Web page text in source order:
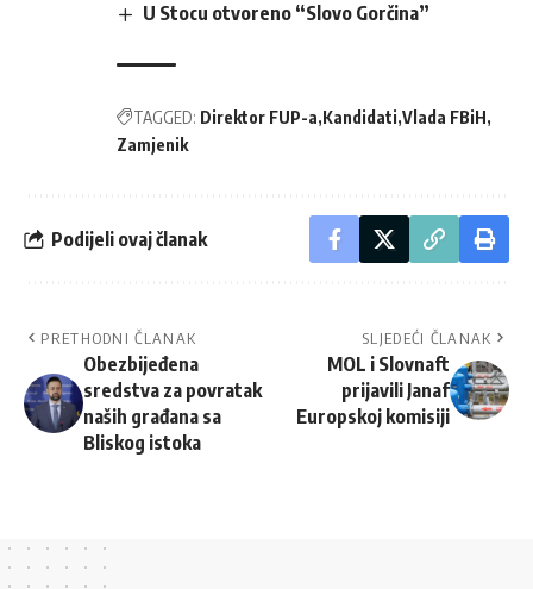
U Stocu otvoreno “Slovo Gorčina”
TAGGED: Direktor FUP-a Kandidati Vlada FBiH
Zamjenik
Podijeli ovaj članak
PRETHODNI ČLANAK
Obezbijeđena
sredstva za povratak
naših građana sa
Bliskog istoka
SLJEDEĆI ČLANAK
MOL i Slovnaft
prijavili Janaf
Europskoj komisiji